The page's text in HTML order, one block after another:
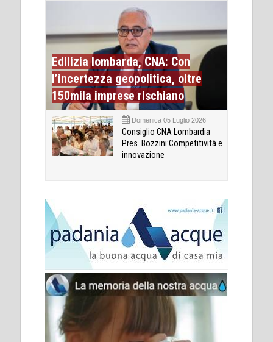
Edilizia lombarda, CNA: Con
l’incertezza geopolitica, oltre
150mila imprese rischiano
Domenica 05 Luglio 2026
Consiglio CNA Lombardia
Pres. Bozzini:Competitività e
innovazione